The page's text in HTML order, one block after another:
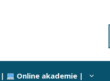
| Online akademie |